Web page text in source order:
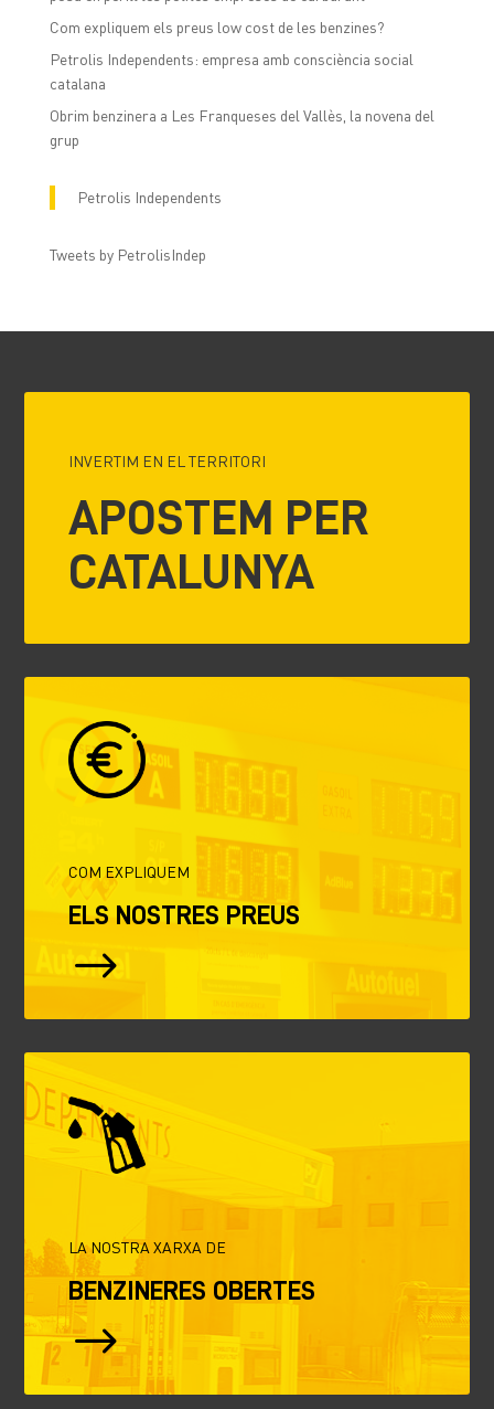
Com expliquem els preus low cost de les benzines?
Petrolis Independents: empresa amb consciència social
catalana
Obrim benzinera a Les Franqueses del Vallès, la novena del
grup
Petrolis Independents
Tweets by PetrolisIndep
INVERTIM EN EL TERRITORI
APOSTEM PER
CATALUNYA
COM EXPLIQUEM
ELS NOSTRES PREUS
$
LA NOSTRA XARXA DE
BENZINERES OBERTES
$